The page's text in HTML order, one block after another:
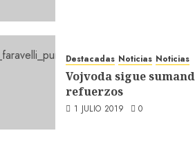
Destacadas Noticias Noticias
Vojvoda sigue
refuerzos
1 JULIO 2019 0